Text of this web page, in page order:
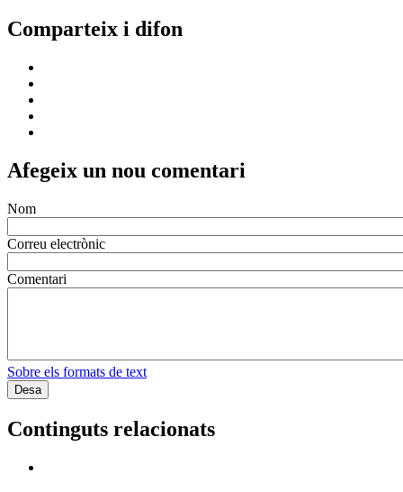
Comparteix i difon
Afegeix un nou comentari
Nom
Correu electrònic
Comentari
Sobre els formats de text
Continguts relacionats